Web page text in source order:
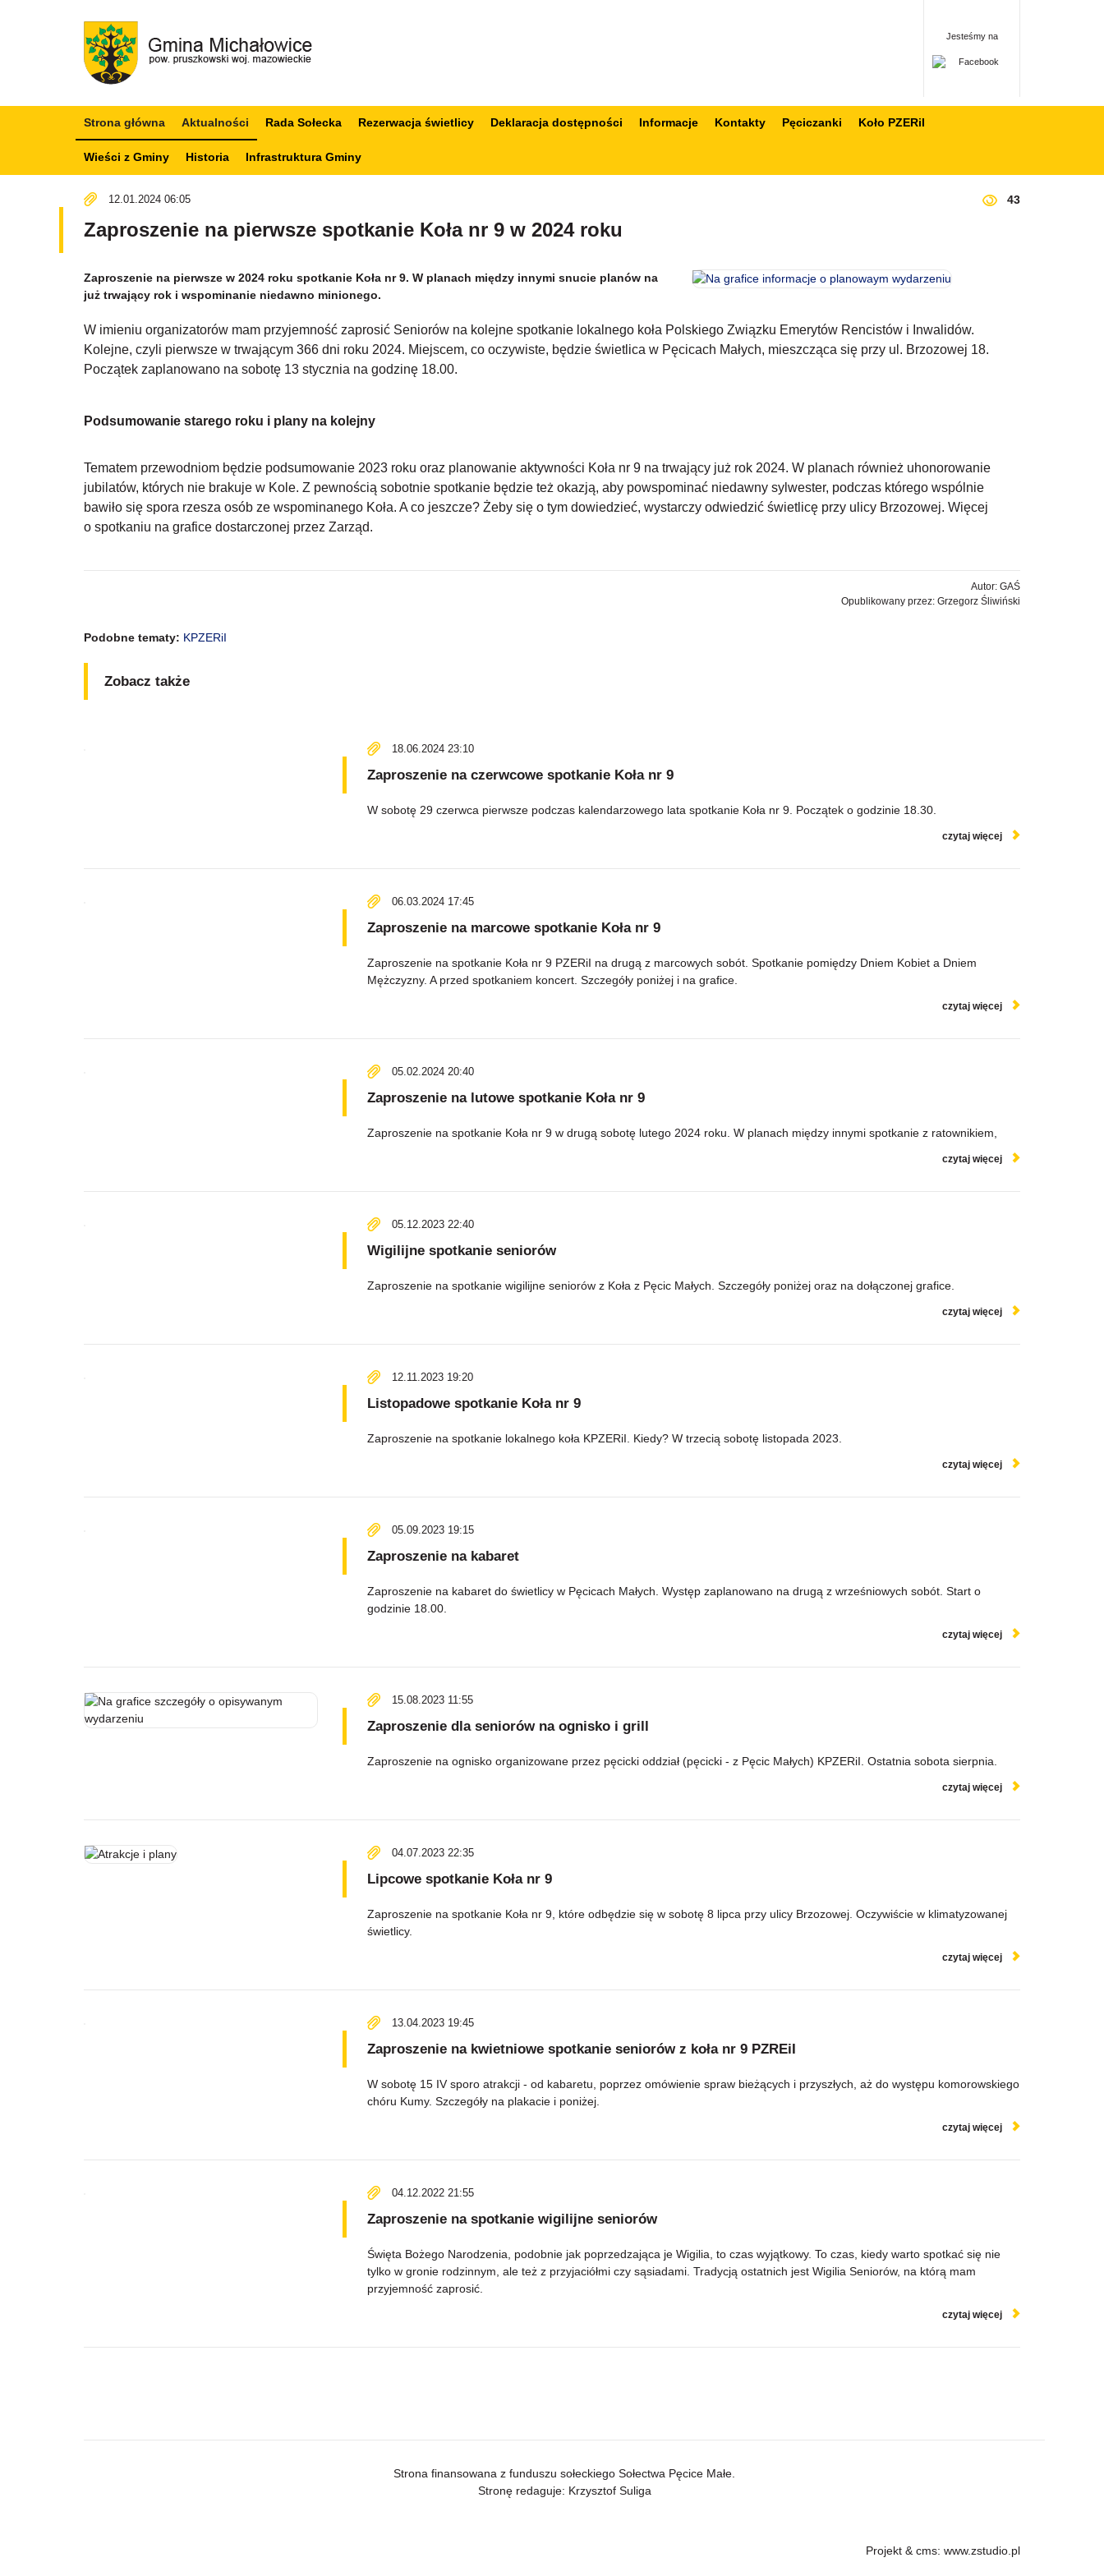
Jesteśmy na
Strona główna Aktualności Rada Sołecka Rezerwacja świetlicy Deklaracja dostępności Informacje Kontakty Pęciczanki Koło PZERiI
Wieści z Gminy Historia Infrastruktura Gminy
12.01.2024 06:05
Zaproszenie na pierwsze spotkanie Koła nr 9 w 2024 roku
43
Zaproszenie na pierwsze w 2024 roku spotkanie Koła nr 9. W planach między innymi snucie planów na
już trwający rok i wspominanie niedawno minionego.
W imieniu organizatorów mam przyjemność zaprosić Seniorów na kolejne spotkanie lokalnego koła Polskiego Związku Emerytów Rencistów i Inwalidów.
Kolejne, czyli pierwsze w trwającym 366 dni roku 2024. Miejscem, co oczywiste, będzie świetlica w Pęcicach Małych, mieszcząca się przy ul. Brzozowej 18.
Początek zaplanowano na sobotę 13 stycznia na godzinę 18.00.
Podsumowanie starego roku i plany na kolejny
Tematem przewodniom będzie podsumowanie 2023 roku oraz planowanie aktywności Koła nr 9 na trwający już rok 2024. W planach również uhonorowanie
jubilatów, których nie brakuje w Kole. Z pewnością sobotnie spotkanie będzie też okazją, aby powspominać niedawny sylwester, podczas którego wspólnie
bawiło się spora rzesza osób ze wspominanego Koła. A co jeszcze? Żeby się o tym dowiedzieć, wystarczy odwiedzić świetlicę przy ulicy Brzozowej. Więcej
o spotkaniu na grafice dostarczonej przez Zarząd.
Autor: GAŚ
Opublikowany przez: Grzegorz Śliwiński
Podobne tematy: KPZERiI
Zobacz także
18.06.2024 23:10
Zaproszenie na czerwcowe spotkanie Koła nr 9
W sobotę 29 czerwca pierwsze podczas kalendarzowego lata spotkanie Koła nr 9. Początek o godzinie 18.30.
czytaj więcej
06.03.2024 17:45
Zaproszenie na marcowe spotkanie Koła nr 9
Zaproszenie na spotkanie Koła nr 9 PZERiI na drugą z marcowych sobót. Spotkanie pomiędzy Dniem Kobiet a Dniem
Mężczyzny. A przed spotkaniem koncert. Szczegóły poniżej i na grafice.
czytaj więcej
05.02.2024 20:40
Zaproszenie na lutowe spotkanie Koła nr 9
Zaproszenie na spotkanie Koła nr 9 w drugą sobotę lutego 2024 roku. W planach między innymi spotkanie z ratownikiem,
czytaj więcej
05.12.2023 22:40
Wigilijne spotkanie seniorów
Zaproszenie na spotkanie wigilijne seniorów z Koła z Pęcic Małych. Szczegóły poniżej oraz na dołączonej grafice.
czytaj więcej
12.11.2023 19:20
Listopadowe spotkanie Koła nr 9
Zaproszenie na spotkanie lokalnego koła KPZERiI. Kiedy? W trzecią sobotę listopada 2023.
czytaj więcej
05.09.2023 19:15
Zaproszenie na kabaret
Zaproszenie na kabaret do świetlicy w Pęcicach Małych. Występ zaplanowano na drugą z wrześniowych sobót. Start o
godzinie 18.00.
czytaj więcej
15.08.2023 11:55
Zaproszenie dla seniorów na ognisko i grill
Zaproszenie na ognisko organizowane przez pęcicki oddział (pęcicki - z Pęcic Małych) KPZERiI. Ostatnia sobota sierpnia.
czytaj więcej
04.07.2023 22:35
Lipcowe spotkanie Koła nr 9
Zaproszenie na spotkanie Koła nr 9, które odbędzie się w sobotę 8 lipca przy ulicy Brzozowej. Oczywiście w klimatyzowanej
świetlicy.
czytaj więcej
13.04.2023 19:45
Zaproszenie na kwietniowe spotkanie seniorów z koła nr 9 PZREiI
W sobotę 15 IV sporo atrakcji - od kabaretu, poprzez omówienie spraw bieżących i przyszłych, aż do występu komorowskiego
chóru Kumy. Szczegóły na plakacie i poniżej.
czytaj więcej
04.12.2022 21:55
Zaproszenie na spotkanie wigilijne seniorów
Święta Bożego Narodzenia, podobnie jak poprzedzająca je Wigilia, to czas wyjątkowy. To czas, kiedy warto spotkać się nie
tylko w gronie rodzinnym, ale też z przyjaciółmi czy sąsiadami. Tradycją ostatnich jest Wigilia Seniorów, na którą mam
przyjemność zaprosić.
czytaj więcej
Strona finansowana z funduszu sołeckiego Sołectwa Pęcice Małe.
Stronę redaguje: Krzysztof Suliga
Projekt & cms: www.zstudio.pl